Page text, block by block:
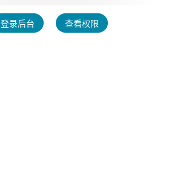
登录后台 查看权限